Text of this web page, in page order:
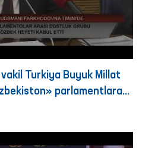
vakil Turkiya Buyuk Millat
parlamentlararo
bilan uchrashdi.